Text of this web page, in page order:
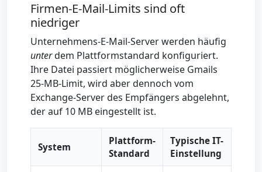
Firmen-E-Mail-Limits sind oft
niedriger
Unternehmens-E-Mail-Server werden häufig
unterdem Plattformstandard konfiguriert.
Ihre Datei passiert möglicherweise Gmails
25-MB-Limit, wird aber dennoch vom
Exchange-Server des Empfängers abgelehnt,
der auf 10 MB eingestellt ist.
System
Plattform-
Standard
Typische IT-
Einstellung